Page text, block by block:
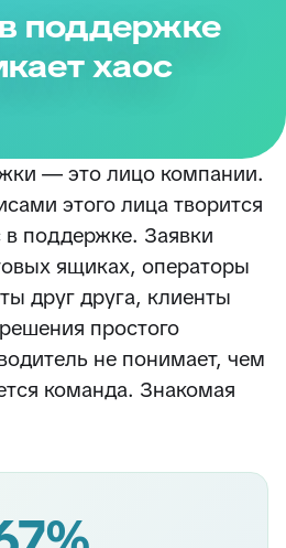
поддержке
хаос
— это лицо компании.
этого лица творится
поддержке. Заявки
ящиках, операторы
друг друга, клиенты
простого
не понимает, чем
команда. Знакомая